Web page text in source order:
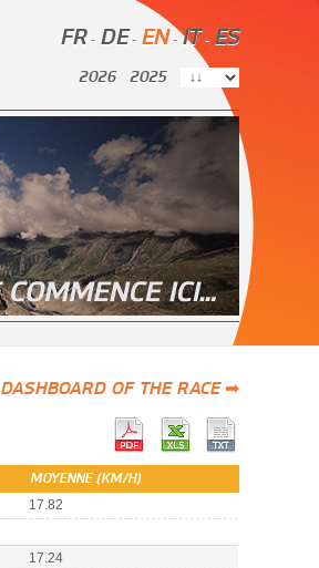
FR- DE- EN- IT - ES
2026 2025
DASHBOARD OF THE RACE ➡
MOYENNE (KM/H)
17.82
17.24